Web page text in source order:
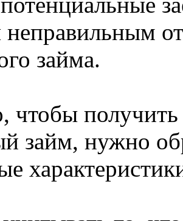
неправильным
займа.
чтобы
займ, нужно